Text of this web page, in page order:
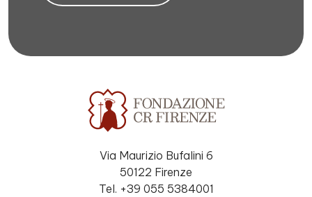
Via Maurizio Bufalini 6
50122 Firenze
Tel. +39 055 5384001